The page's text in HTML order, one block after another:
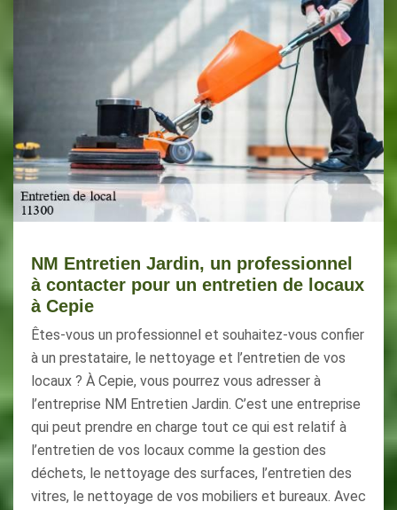
NM Entretien Jardin, un professionnel
à contacter pour un entretien de locaux
à Cepie
Êtes-vous un professionnel et souhaitez-vous confier
à un prestataire, le nettoyage et l’entretien de vos
locaux ? À Cepie, vous pourrez vous adresser à
l’entreprise NM Entretien Jardin. C’est une entreprise
qui peut prendre en charge tout ce qui est relatif à
l’entretien de vos locaux comme la gestion des
déchets, le nettoyage des surfaces, l’entretien des
vitres, le nettoyage de vos mobiliers et bureaux. Avec